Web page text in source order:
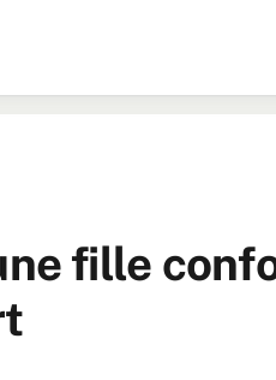
fille